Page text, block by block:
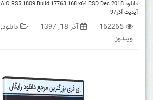
آپدیت آذر97
162265 آذر 18, 1397 دانلود,
ویندوز